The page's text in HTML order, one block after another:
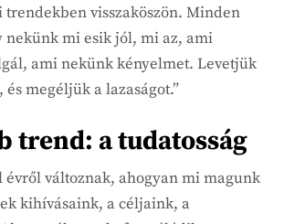
trendekben visszaköszön. Minden
nekünk mi esik jól, mi az, ami
ami nekünk kényelmet. Levetjük
megéljük a lazaságot.”
trend: a tudatosság
évről változnak, ahogyan mi magunk
kihívásaink, a céljaink, a